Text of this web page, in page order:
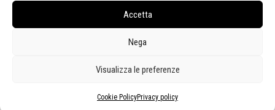
Accetta
Nega
Visualizza le preferenze
Cookie PolicyPrivacy policy
Segnalazione di inaccessibilità